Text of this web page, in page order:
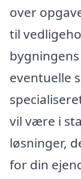
over
til
eventuelle
vil være i
løsninger,
for din